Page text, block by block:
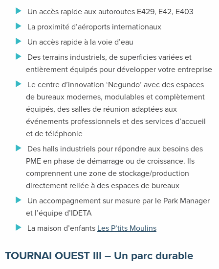
Un accès rapide aux autoroutes E429, E42, E403
La proximité d’aéroports internationaux
Un accès rapide à la voie d’eau
Des terrains industriels, de superficies variées et
entièrement équipés pour développer votre entreprise
Le centre d’innovation ‘Negundo’ avec des espaces
de bureaux modernes, modulables et complètement
équipés, des salles de réunion adaptées aux
événements professionnels et des services d’accueil
et de téléphonie
Des halls industriels pour répondre aux besoins des
PME en phase de démarrage ou de croissance. Ils
comprennent une zone de stockage/production
directement reliée à des espaces de bureaux
Un accompagnement sur mesure par le Park Manager
et l’équipe d’IDETA
La maison d’enfants Les P’tits Moulins
TOURNAI OUEST III – Un parc durable